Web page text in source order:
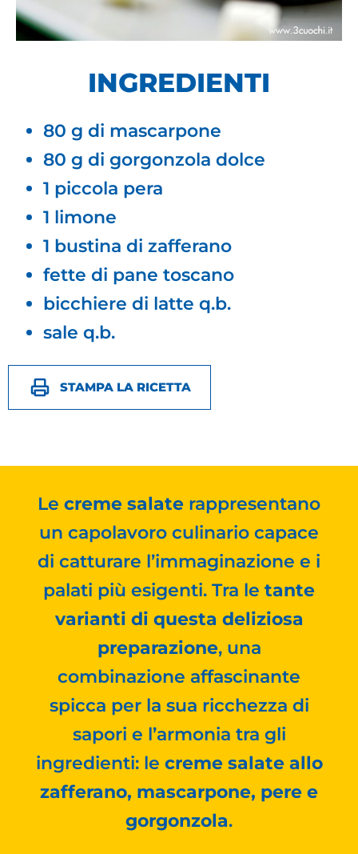
INGREDIENTI
80 g di mascarpone
80 g di gorgonzola dolce
1 piccola pera
1 limone
1 bustina di zafferano
fette di pane toscano
bicchiere di latte q.b.
sale q.b.
STAMPA LA RICETTA
Le creme salate rappresentano
un capolavoro culinario capace
di catturare l’immaginazione e i
palati più esigenti. Tra le tante
varianti di questa deliziosa
preparazione, una
combinazione affascinante
spicca per la sua ricchezza di
sapori e l’armonia tra gli
ingredienti: le creme salate allo
zafferano, mascarpone, pere e
gorgonzola.